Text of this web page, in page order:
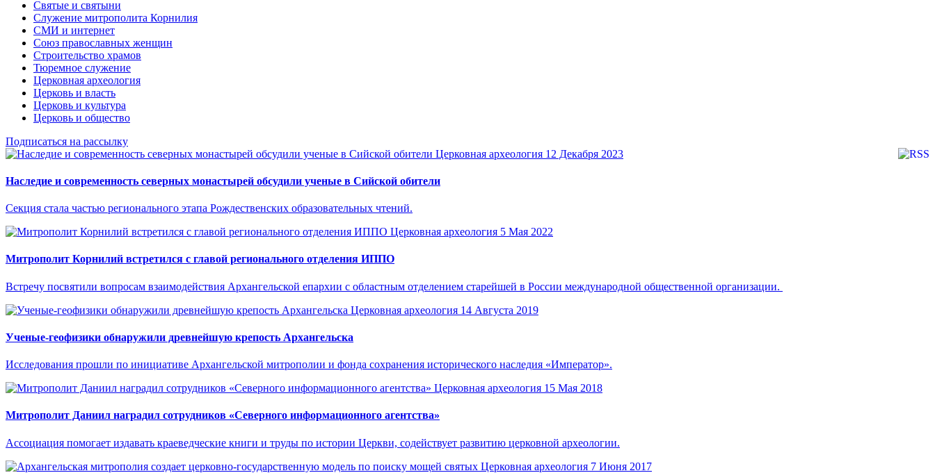
Святые и святыни
Служение митрополита Корнилия
СМИ и интернет
Союз православных женщин
Строительство храмов
Тюремное служение
Церковная археология
Церковь и власть
Церковь и культура
Церковь и общество
Подписаться на рассылку
Церковная археология 12 Декабря 2023
Наследие и современность северных монастырей обсудили ученые в Сийской обители
Секция стала частью регионального этапа Рождественских образовательных чтений.
Церковная археология 5 Мая 2022
Митрополит Корнилий встретился с главой регионального отделения ИППО
Встречу посвятили вопросам взаимодействия Архангельской епархии с областным отделением старейшей в России международной общественной организации.
Церковная археология 14 Августа 2019
Ученые-геофизики обнаружили древнейшую крепость Архангельска
Исследования прошли по инициативе Архангельской митрополии и фонда сохранения исторического наследия «Император».
Церковная археология 15 Мая 2018
Митрополит Даниил наградил сотрудников «Северного информационного агентства»
Ассоциация помогает издавать краеведческие книги и труды по истории Церкви, содействует развитию церковной археологии.
Церковная археология 7 Июня 2017